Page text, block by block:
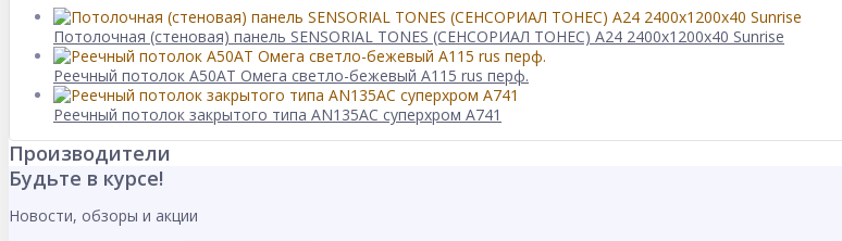
Потолочная (стеновая) панель SENSORIAL TONES (СЕНСОРИАЛ ТОНЕС) A24 2400x1200x40 Sunrise
Реечный потолок A50AT Омега светло-бежевый А115 rus перф.
Реечный потолок закрытого типа AN135AС суперхром А741
Производители
Будьте в курсе!
Новости, обзоры и акции